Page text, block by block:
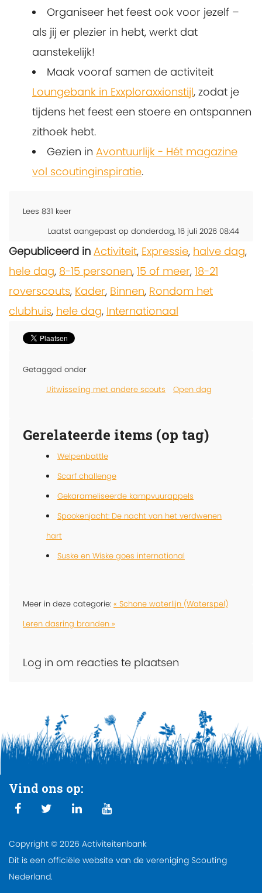
Organiseer het feest ook voor jezelf –
als jij er plezier in hebt, werkt dat
aanstekelijk!
Maak vooraf samen de activiteit
Loungebank in Exxploraxxionstijl, zodat je
tijdens het feest een stoere en ontspannen
zithoek hebt.
Gezien in Avontuurlijk - Hét magazine
vol scoutinginspiratie.
Lees 831 keer
Laatst aangepast op donderdag, 16 juli 2026 08:44
Gepubliceerd in Activiteit, Expressie, halve dag,
hele dag, 8-15 personen, 15 of meer, 18-21
roverscouts, Kader, Binnen, Rondom het
clubhuis, hele dag, Internationaal
Getagged onder
Uitwisseling met andere scouts
Open dag
Gerelateerde items (op tag)
Welpenbattle
Scarf challenge
Gekarameliseerde kampvuurappels
Spookenjacht: De nacht van het verdwenen
hart
Suske en Wiske goes international
Meer in deze categorie: « Schone waterlijn (Waterspel)
Leren dasring branden »
Log in om reacties te plaatsen
Vind ons op:
Copyright © 2026 Activiteitenbank
Dit is een officiële website van de vereniging Scouting
Nederland.